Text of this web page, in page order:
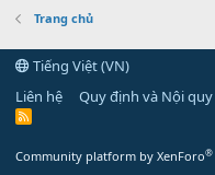
Trang chủ
Tiếng Việt (VN)
Liên hệ
Quy định và Nội quy
R
Community platform by XenForo®